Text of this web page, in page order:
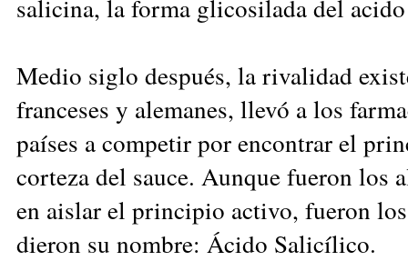
salicina, la forma glicosilada del
Medio siglo después, la rivalidad
franceses y alemanes, llevó a los
países a competir por encontrar el
corteza del sauce. Aunque fueron los
en aislar el principio activo, fueron
dieron su nombre: Ácido Salicílico.